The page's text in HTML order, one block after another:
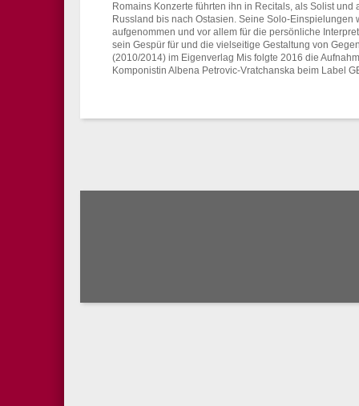
Romains Konzerte führten ihn in Recitals, als Solist
Russland bis nach Ostasien. Seine Solo-Einspielungen
aufgenommen und vor allem für die persönliche
sein Gespür für und die vielseitige Gestaltung von
(2010/2014) im Eigenverlag Mis folgte 2016 die
Komponistin Albena Petrovic-Vratchanska beim Label